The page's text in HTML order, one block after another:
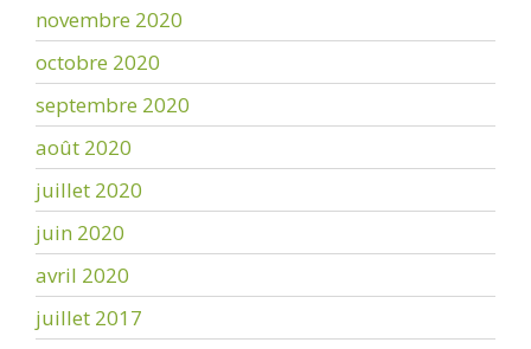
novembre 2020
octobre 2020
septembre 2020
août 2020
juillet 2020
juin 2020
avril 2020
juillet 2017